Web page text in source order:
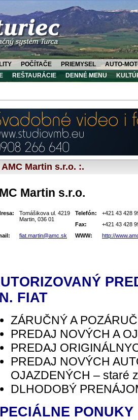
POČÍTAČE PRIEMYSEL
AUTO-
REŠTAURÁCIE DENNÉ MENU
AMC Martin s.r.o. :.
Martin s.r.o.
Tomášikova ul. 4219
Martin, 036 01
Telefón:
+421 43 428
Fax:
+421 43 428
fiat.martin@amc.sk WWW: http://
FIAT
ZÁRUČNÝ A
PREDAJ NOVÝCH A
PREDAJ
PREDAJ NOVÝCH
OJAZDENÝCH – staré
DLHODOBÝ